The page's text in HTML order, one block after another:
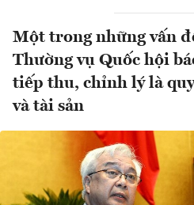
Một trong những vấn
Thường vụ Quốc hội
tiếp thu, chỉnh lý là
và tài sản